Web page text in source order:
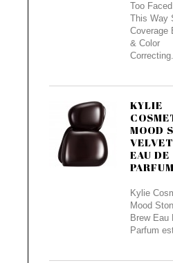
Too
This Way
Coverage
& Color
KYLIE
MOOD
EAU DE
PARFUM
Kylie
Mood
Brew Eau
Parfum